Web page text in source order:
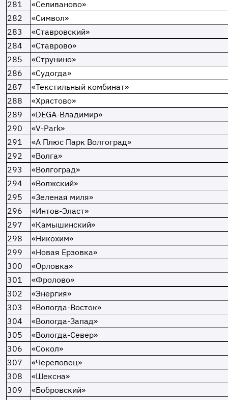
281
«Селиваново»
282
«Символ»
283
«Ставровский»
284
«Ставрово»
285
«Струнино»
286
«Судогда»
287
«Текстильный комбинат»
288
«Хрястово»
289
«DEGA-Владимир»
290
«V-Park»
291
«А Плюс Парк Волгоград»
292
«Волга»
293
«Волгоград»
294
«Волжский»
295
«Зеленая миля»
296
«Интов-Эласт»
297
«Камышинский»
298
«Никохим»
299
«Новая Ерзовка»
300
«Орловка»
301
«Фролово»
302
«Энергия»
303
«Вологда-Восток»
304
«Вологда-Запад»
305
«Вологда-Север»
306
«Сокол»
307
«Череповец»
308
«Шексна»
309
«Бобровский»